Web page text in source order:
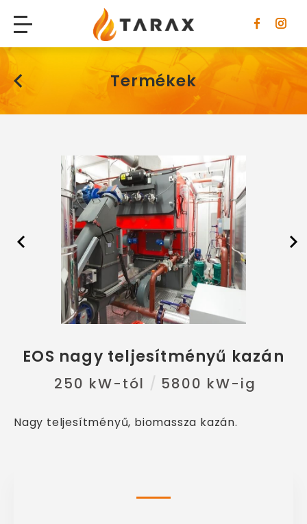
Tarax
Termékek
EOS nagy teljesítményű kazán
250 kW-tól 5800 kW-ig
Nagy teljesítményű, biomassza kazán.